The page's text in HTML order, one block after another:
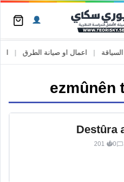
اعمال او صيانة الطرق
ezmûnên
Destûra
0
201